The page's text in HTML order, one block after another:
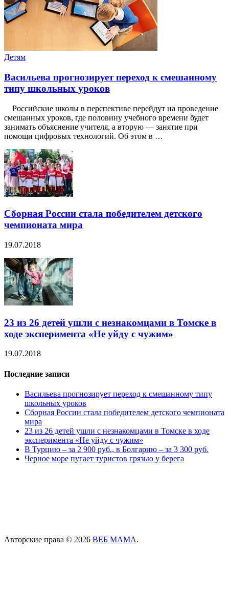
Детям
Васильева прогнозирует переход к смешанному
типу школьных уроков
Российские школы в перспективе перейдут на проведение
смешанных уроков, где половину учебного времени будет
занимать объяснение учителя, а вторую — занятие при
помощи цифровых технологий. Об этом в …
Сборная России стала победителем детского
чемпионата мира
19.07.2018
23 из 26 детей ушли с незнакомцами в Томске в
ходе эксперимента «Не уйду с чужим»
19.07.2018
Последние записи
Васильева прогнозирует переход к смешанному типу
школьных уроков
Сборная России стала победителем детского чемпионата
мира
23 из 26 детей ушли с незнакомцами в Томске в ходе
эксперимента «Не уйду с чужим»
В Турцию – за 2 900 руб., в Болгарию – за 3 300 руб.
Черное море пугает туристов грязью у берега
Авторские права © 2026 ВЕБ МАМА.